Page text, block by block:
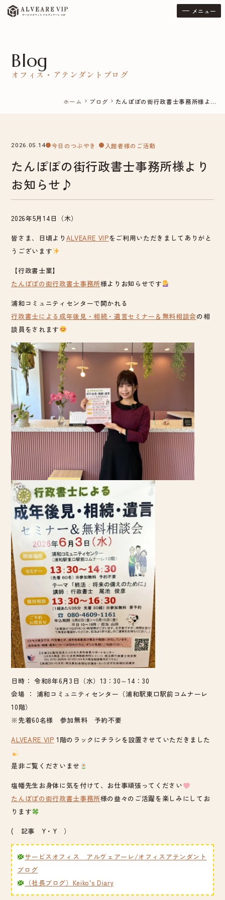
メニュー
Blog
オフィス・アテンダントブログ
ホーム chevron_right ブログ chevron_right たんぽぽの街行政書士事務所様よ...
2026.05.14 今日のつぶやき 入館者様のご活動
たんぽぽの街行政書士事務所様より
お知らせ♪
2026年5月14日（木）
皆さま、日頃より ALVEARE VIPをご利用いただきましてありがと
うございます
【行政書士業】
たんぽぽの街行政書士事務所様よりお知らせです
浦和コミュニティセンターで開かれる
行政書士による成年後見・相続・遺言セミナー＆無料相談会の相
談員をされます
日時： 令和8年6月3日（水）13：30～14：30
会場 ： 浦和コミュニティセンター（浦和駅東口駅前コムナーレ
10階）
※先着60名様 参加無料 予約不要
ALVEARE VIP 1階のラックにチラシを設置させていただきました
是非ご覧くださいませ
塩幡先生お身体に気を付けて、お仕事頑張ってください
たんぽぽの街行政書士事務所様の益々のご活躍を楽しみにしてお
ります
( 記事 Y・Y ）
サービスオフィス アルヴェアーレ/オフィスアテンダント
ブログ
（社長ブログ）Keiko’s Diary